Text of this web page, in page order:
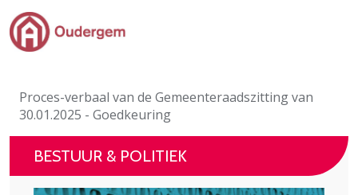
Ga naar de hoofdinhoud
Evenementen & Verenigingen
eLoket
Leven in Oudergem
Proces-verbaal van de Gemeenteraadszitting van
30.01.2025 - Goedkeuring
BESTUUR & POLITIEK